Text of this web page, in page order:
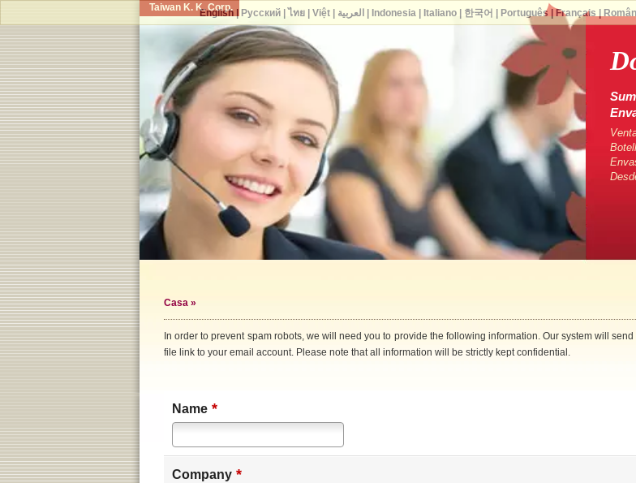
Taiwan K. K. Corp.
Casa »
In order to prevent spam robots, we will need you to provide the following information. Our system will
file link to your email account. Please note that all information will be strictly kept confidential.
Name *
Company *
English| Русский| ไทย| Việt| العربية Indonesia| Italiano| 한국어 Português Français